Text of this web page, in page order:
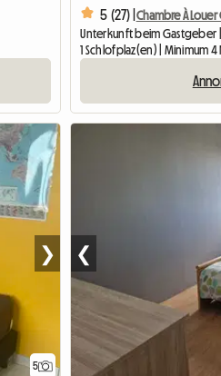
5 (27) | Chambre À Louer
Unterkunft beim Gastgeber |
1 Schlofplaz(en) | Minimum 4
5
❯ ❮